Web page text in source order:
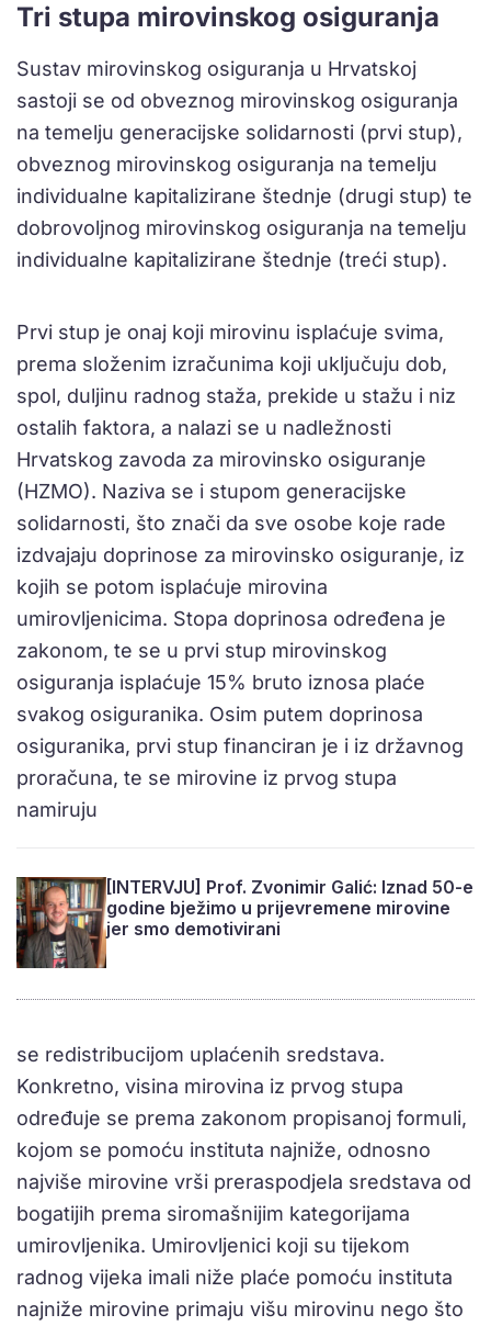
Tri stupa mirovinskog osiguranja
Sustav mirovinskog osiguranja u Hrvatskoj
sastoji se od obveznog mirovinskog osiguranja
na temelju generacijske solidarnosti (prvi stup),
obveznog mirovinskog osiguranja na temelju
individualne kapitalizirane štednje (drugi stup) te
dobrovoljnog mirovinskog osiguranja na temelju
individualne kapitalizirane štednje (treći stup).
Prvi stup je onaj koji mirovinu isplaćuje svima,
prema složenim izračunima koji uključuju dob,
spol, duljinu radnog staža, prekide u stažu i niz
ostalih faktora, a nalazi se u nadležnosti
Hrvatskog zavoda za mirovinsko osiguranje
(HZMO). Naziva se i stupom generacijske
solidarnosti, što znači da sve osobe koje rade
izdvajaju doprinose za mirovinsko osiguranje, iz
kojih se potom isplaćuje mirovina
umirovljenicima. Stopa doprinosa određena je
zakonom, te se u prvi stup mirovinskog
osiguranja isplaćuje 15% bruto iznosa plaće
svakog osiguranika. Osim putem doprinosa
osiguranika, prvi stup financiran je i iz državnog
proračuna, te se mirovine iz prvog stupa
namiruju
[INTERVJU] Prof. Zvonimir Galić: Iznad 50-e
godine bježimo u prijevremene mirovine
jer smo demotivirani
se redistribucijom uplaćenih sredstava.
Konkretno, visina mirovina iz prvog stupa
određuje se prema zakonom propisanoj formuli,
kojom se pomoću instituta najniže, odnosno
najviše mirovine vrši preraspodjela sredstava od
bogatijih prema siromašnijim kategorijama
umirovljenika. Umirovljenici koji su tijekom
radnog vijeka imali niže plaće pomoću instituta
najniže mirovine primaju višu mirovinu nego što